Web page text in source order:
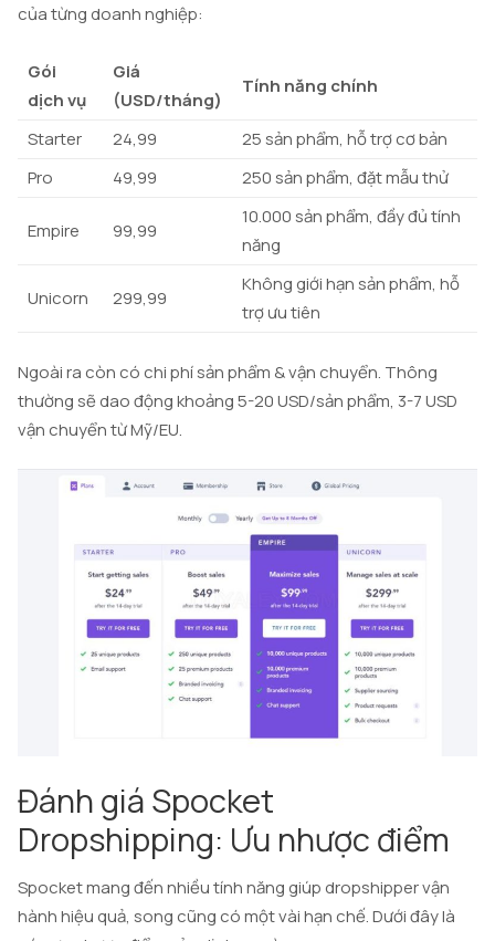
của từng doanh nghiệp:
Gói
dịch vụ
Giá
(USD/tháng)
Tính năng chính
Starter 24,99
25 sản phẩm, hỗ trợ cơ bản
Pro
49,99 250 sản phẩm, đặt mẫu thử
Empire 99,99
10.000 sản phẩm, đầy đủ tính
năng
Unicorn 299,99
Không giới hạn sản phẩm, hỗ
trợ ưu tiên
Ngoài ra còn có chi phí sản phẩm & vận chuyển. Thông
thường sẽ dao động khoảng 5-20 USD/sản phẩm, 3-7 USD
vận chuyển từ Mỹ/EU.
Đánh giá Spocket
Dropshipping: Ưu nhược điểm
Spocket mang đến nhiều tính năng giúp dropshipper vận
hành hiệu quả, song cũng có một vài hạn chế. Dưới đây là